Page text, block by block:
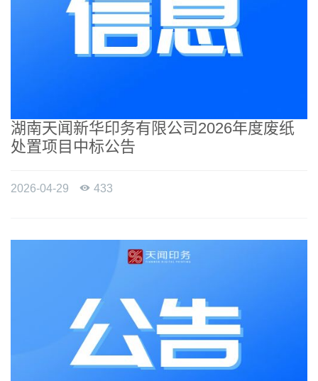
湖南天闻新华印务有限公司2026年度废纸
处置项目中标公告
2026-04-29  433